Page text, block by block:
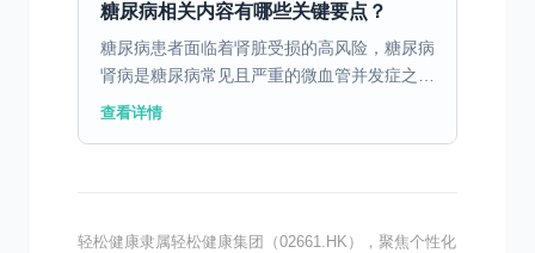
糖尿病相关内容有哪些关键要点？
糖尿病患者面临着肾脏受损的高风险，糖尿病
肾病是糖尿病常见且严重的微血管并发症之
一。肾脏犹如身体的“过滤器”，当糖尿病引发
查看详情
轻松健康隶属轻松健康集团（02661.HK），聚焦个性化